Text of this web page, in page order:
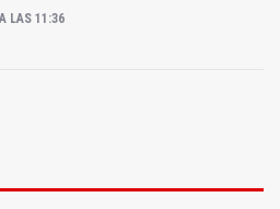
LAS 11:36